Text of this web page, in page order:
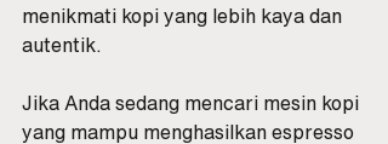
menikmati kopi yang lebih kaya dan
autentik.
Jika Anda sedang mencari mesin kopi
yang mampu menghasilkan espresso